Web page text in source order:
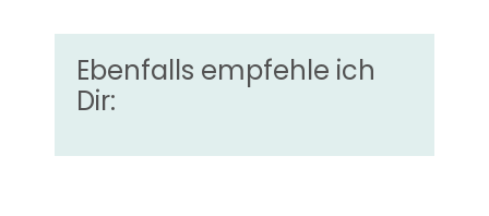
Ebenfalls empfehle ich
Dir: